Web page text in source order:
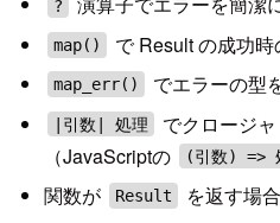
?
map() で Result の成功
map_err() でエラーの型
|引数| 処理
でクロージ
（JavaScriptの
(引数) =>
関数が
Result を返す場